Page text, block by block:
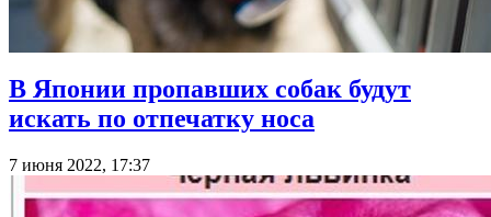
В Японии пропавших собак будут
искать по отпечатку носа
7 июня 2022, 17:37